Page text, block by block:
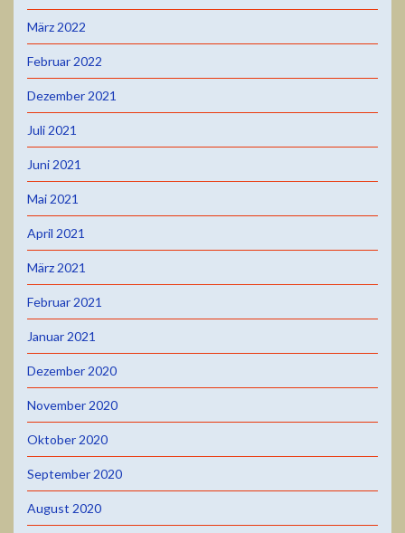
März 2022
Februar 2022
Dezember 2021
Juli 2021
Juni 2021
Mai 2021
April 2021
März 2021
Februar 2021
Januar 2021
Dezember 2020
November 2020
Oktober 2020
September 2020
August 2020